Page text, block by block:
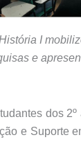
I
e
dos
e Suporte